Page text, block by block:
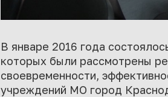
В январе 2016 года
которых были рассмотрены
своевременности,
учреждений МО город